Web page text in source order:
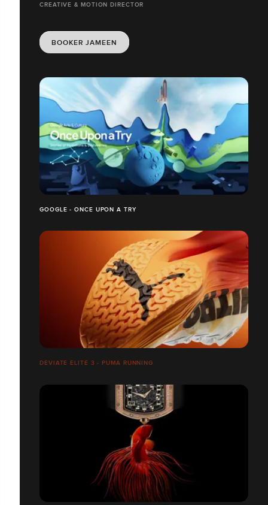
CREATIVE & MOTION DIRECTOR
BOOKER JAMEEN
GOOGLE - ONCE UPON A TRY
DEVIATE ELITE 3 - PUMA RUNNING